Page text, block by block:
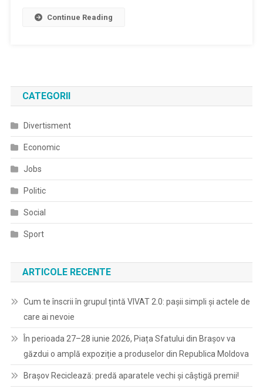
Musica
Continue Reading
CATEGORII
Divertisment
Economic
Jobs
Politic
Social
Sport
ARTICOLE RECENTE
Cum te înscrii în grupul țintă VIVAT 2.0: pașii simpli și actele de
care ai nevoie
În perioada 27–28 iunie 2026, Piața Sfatului din Brașov va
găzdui o amplă expoziție a produselor din Republica Moldova
Brașov Reciclează: predă aparatele vechi și câștigă premii!